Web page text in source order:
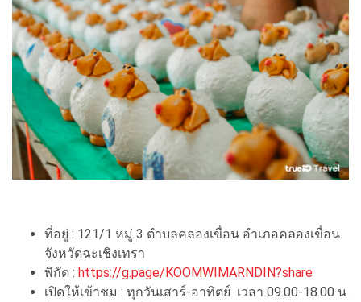
ที่อยู่ : 121/1 หมู่ 3 ตำบลคลองเขื่อน อำเภอคลองเขื่อน
จังหวัดฉะเชิงเทรา
พิกัด : https://g.page/KOOMWIMARNDIN?share
เปิดให้เข้าชม : ทุกวันเสาร์-อาทิตย์ เวลา 09.00-18.00 น.